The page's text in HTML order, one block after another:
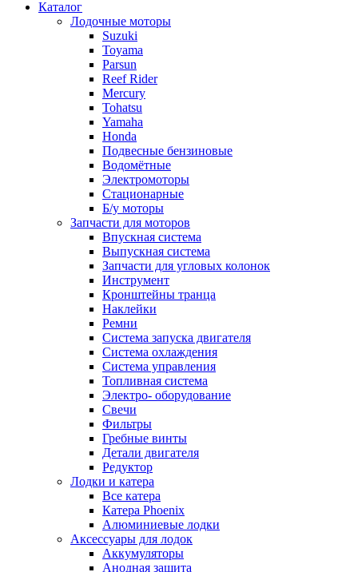
Каталог
Лодочные моторы
Suzuki
Toyama
Parsun
Reef Rider
Mercury
Tohatsu
Yamaha
Honda
Подвесные бензиновые
Водомётные
Электромоторы
Стационарные
Б/у моторы
Запчасти для моторов
Впускная система
Выпускная система
Запчасти для угловых колонок
Инструмент
Кронштейны транца
Наклейки
Ремни
Система запуска двигателя
Система охлаждения
Система управления
Топливная система
Электро- оборудование
Свечи
Фильтры
Гребные винты
Детали двигателя
Редуктор
Лодки и катера
Все катера
Катера Phoenix
Алюминиевые лодки
Аксессуары для лодок
Аккумуляторы
Анодная защита